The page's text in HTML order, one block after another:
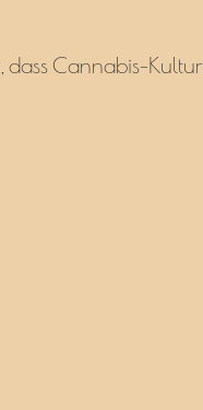
Cannabis-